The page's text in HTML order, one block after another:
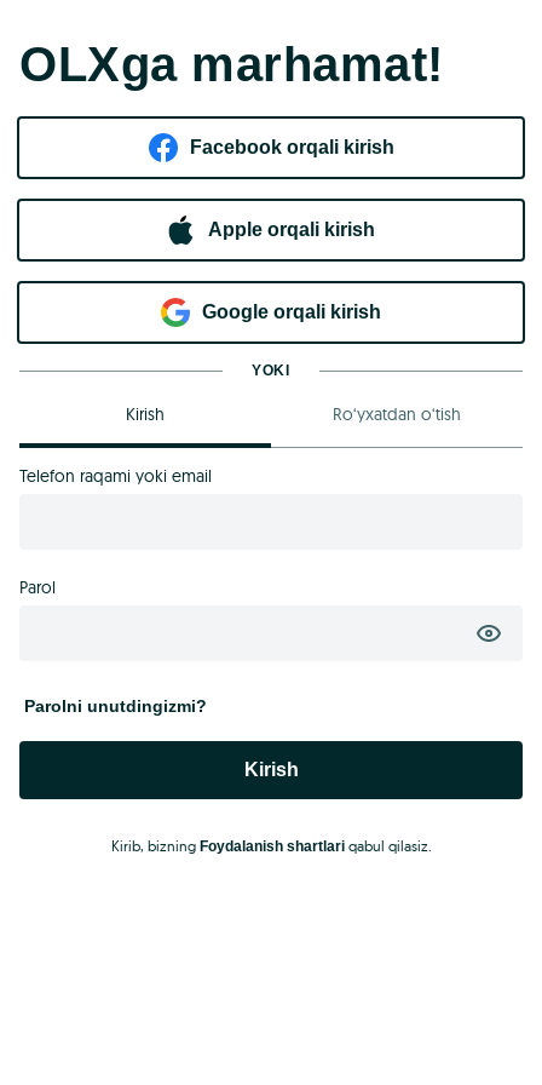
OLXga marhamat!
Facebook orqali kirish​
Apple orqali kirish
Goo​g​le orqali kirish
YOKI
Kirish Ro‘yxatdan o‘tish
Telefon raqami yoki email
Parol
Parolni unutdingizmi?
Kirish
Kirib, bizning Foydalanish shartlariqabul qilasiz.